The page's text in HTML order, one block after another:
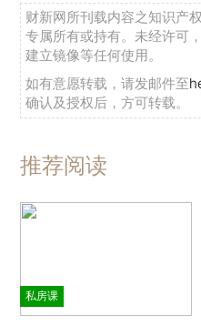
财新网所刊载内容之知识产
专属所有或持有。未经许可
建立镜像等任何使用。
如有意愿转载，请发邮件至
确认及授权后，方可转载。
推荐阅读
私房课